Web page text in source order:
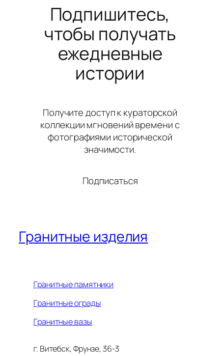
Подпишитесь,
чтобы получать
ежедневные
истории
Получите доступ к кураторской
коллекции мгновений времени с
фотографиями исторической
значимости.
Подписаться
Гранитные изделия
Гранитные памятники
Гранитные ограды
Гранитные вазы
г. Витебск, Фрунзе, 36-3